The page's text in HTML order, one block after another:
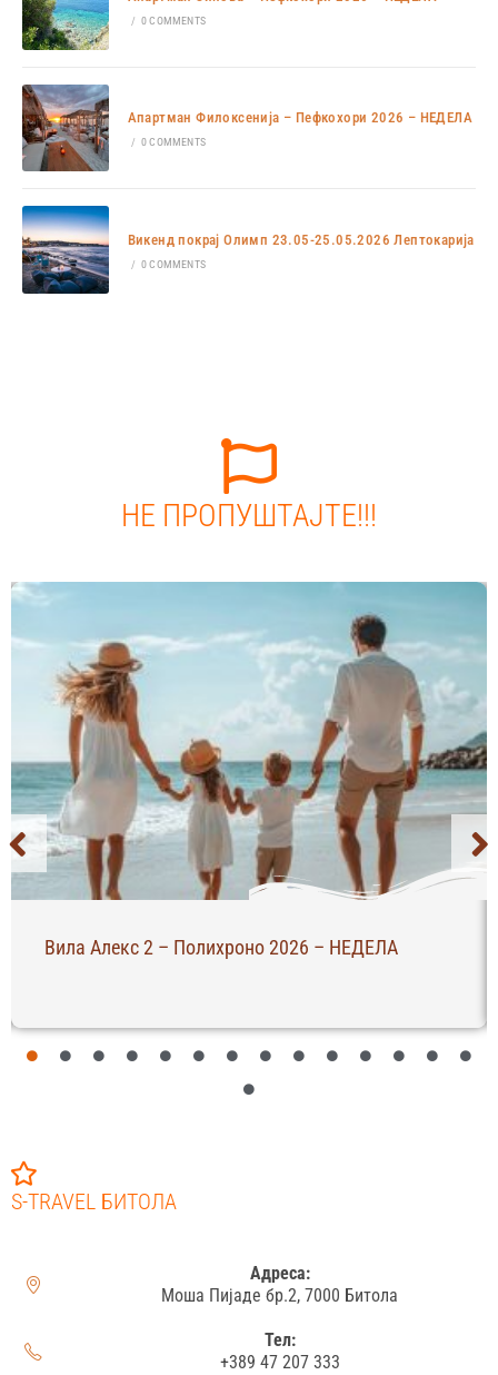
/ 0 COMMENTS
Апартман Филоксенија – Пефкохори 2026 – НЕДЕЛА
/ 0 COMMENTS
Викенд покрај Олимп 23.05-25.05.2026 Лептокарија
/ 0 COMMENTS
НЕ ПРОПУШТАЈТЕ!!!
Вила Алекс 2 – Полихроно 2026 – НЕДЕЛА
S-TRAVEL БИТОЛА
Адреса:
Моша Пијаде бр.2, 7000 Битола
Тел:
+389 47 207 333